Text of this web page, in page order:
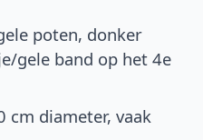
poten, donker
gele band op het 4e
cm diameter, vaak